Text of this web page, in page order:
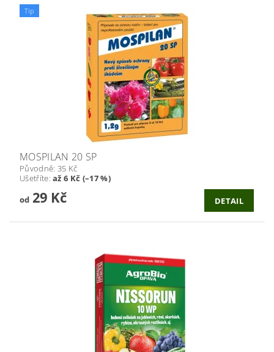
Tip
MOSPILAN 20 SP
Původně: 35 Kč
Ušetříte:až 6 Kč (–17 %)
od29 Kč DETAIL